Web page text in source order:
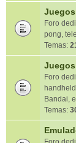
Foro
pong,
Temas:
Foro
Bandai,
Temas: